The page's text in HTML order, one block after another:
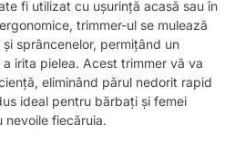
fi utilizat cu ușurință acasă sau în
trimmer-ul se mulează
sprâncenelor, permițând un
irita pielea. Acest trimmer vă va
eliminând părul nedorit rapid
ideal pentru bărbați și femei
fiecăruia.